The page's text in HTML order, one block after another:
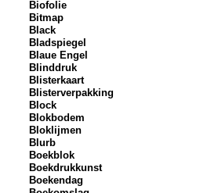
Biofolie
Bitmap
Black
Bladspiegel
Blaue Engel
Blinddruk
Blisterkaart
Blisterverpakking
Block
Blokbodem
Bloklijmen
Blurb
Boekblok
Boekdrukkunst
Boekendag